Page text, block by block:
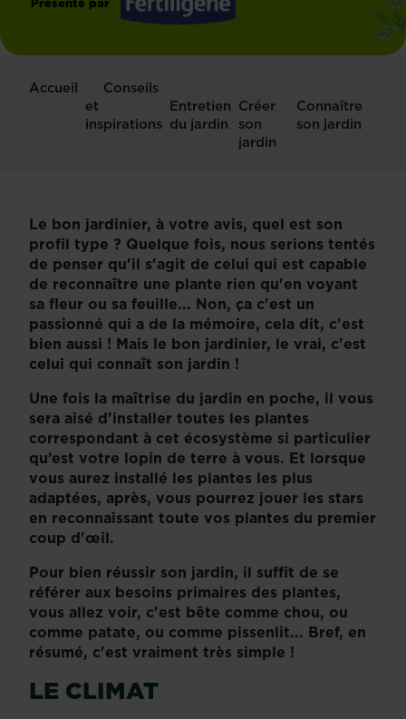
Accueil
Conseils
et
inspirations
Entretien
du jardin
Créer
son
jardin
Connaître
son jardin
Le bon jardinier, à votre avis, quel est son
profil type ? Quelque fois, nous serions tentés
de penser qu'il s'agit de celui qui est capable
de reconnaître une plante rien qu'en voyant
sa fleur ou sa feuille... Non, ça c'est un
passionné qui a de la mémoire, cela dit, c'est
bien aussi ! Mais le bon jardinier, le vrai, c'est
celui qui connaît son jardin !
Une fois la maîtrise du jardin en poche, il vous
sera aisé d'installer toutes les plantes
correspondant à cet écosystème si particulier
qu’est votre lopin de terre à vous. Et lorsque
vous aurez installé les plantes les plus
adaptées, après, vous pourrez jouer les stars
en reconnaissant toute vos plantes du premier
coup d'œil.
Pour bien réussir son jardin, il suffit de se
référer aux besoins primaires des plantes,
vous allez voir, c'est bête comme chou, ou
comme patate, ou comme pissenlit... Bref, en
résumé, c'est vraiment très simple !
LE CLIMAT